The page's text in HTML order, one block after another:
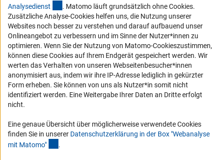
Barrierefreiheit
Service und Informationen für Menschen mit Behinderungen
Erklärung zur Barrierefreiheit
Barriere melden
DFG-aktuell
Erhalten Sie Neuigkeiten aus der DFG direkt in Ihr Mailpostfach oder
schauen Sie sich die Ausgaben online an.
Zum Newsletter
Analysedienst (externer Link)
. Matomo läuft grundsätzlich ohne Cookies.
Zusätzliche Analyse-Cookies helfen uns, die Nutzung unserer
Websites noch besser zu verstehen und darauf aufbauend unser
Onlineangebot zu verbessern und im Sinne der Nutzer*innen zu
optimieren. Wenn Sie der Nutzung von Matomo-Cookieszustimmen,
können diese Cookies auf Ihrem Endgerät gespeichert werden. Wir
werten das Verhalten von unseren Webseitenbesucher*innen
anonymisiert aus, indem wir ihre IP-Adresse lediglich in gekürzter
Form erheben. Sie können von uns als Nutzer*in somit nicht
identifiziert werden. Eine Weitergabe Ihrer Daten an Dritte erfolgt
nicht.
Eine genaue Übersicht über möglicherweise verwendete Cookies
finden Sie in unserer Datenschutzerklärung in der Box "Webanalyse
mit Matomo" .